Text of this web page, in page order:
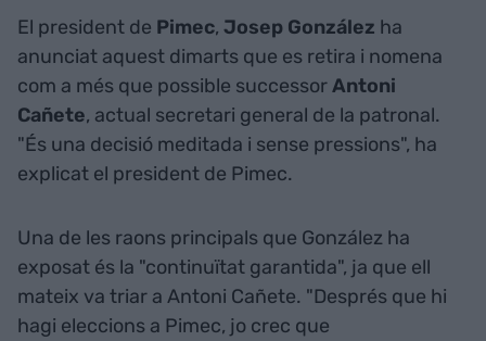
El president de Pimec, Josep González ha
anunciat aquest dimarts que es retira i nomena
com a més que possible successorAntoni
Cañete, actual secretari general de la patronal.
"És una decisió meditada i sense pressions", ha
explicat el president de Pimec.
Una de les raons principals que González ha
exposat és la "continuïtat garantida", ja que ell
mateix va triar a Antoni Cañete. "Després que hi
hagi eleccions a Pimec, jo crec que